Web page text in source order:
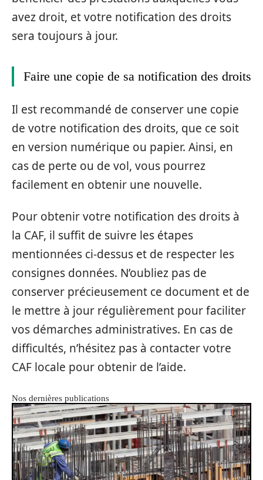
avez droit, et votre notification des droits
sera toujours à jour.
Faire une copie de sa notification des droits
Il est recommandé de conserver une copie
de votre notification des droits, que ce soit
en version numérique ou papier. Ainsi, en
cas de perte ou de vol, vous pourrez
facilement en obtenir une nouvelle.
Pour obtenir votre notification des droits à
la CAF, il suffit de suivre les étapes
mentionnées ci-dessus et de respecter les
consignes données. N’oubliez pas de
conserver précieusement ce document et de
le mettre à jour régulièrement pour faciliter
vos démarches administratives. En cas de
difficultés, n’hésitez pas à contacter votre
CAF locale pour obtenir de l’aide.
Nos dernières publications